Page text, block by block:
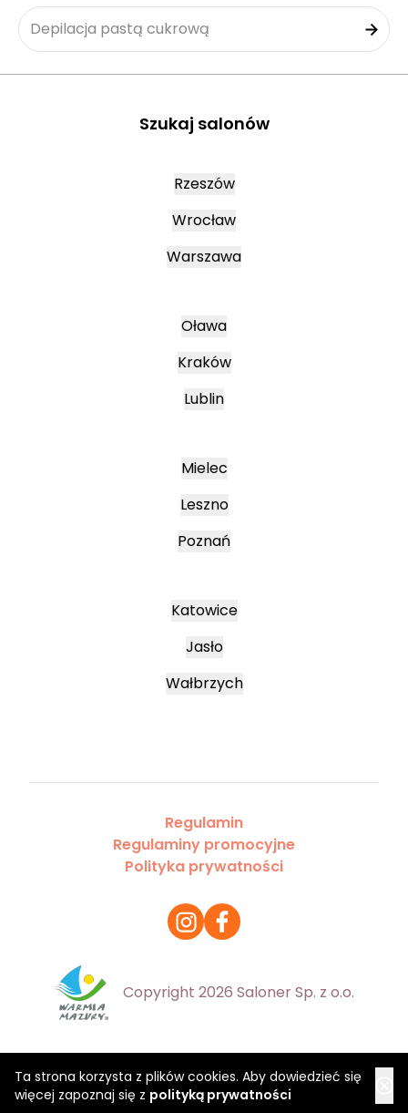
Ta strona korzysta z plików cookies. Aby dowiedzieć się
więcej zapoznaj się z polityką prywatności
Depilacja pastą cukrową
Szukaj salonów
Rzeszów
Wrocław
Warszawa
Oława
Kraków
Lublin
Mielec
Leszno
Poznań
Katowice
Jasło
Wałbrzych
Regulamin
Regulaminy promocyjne
Polityka prywatności
Copyright 2026 Saloner Sp. z o.o.